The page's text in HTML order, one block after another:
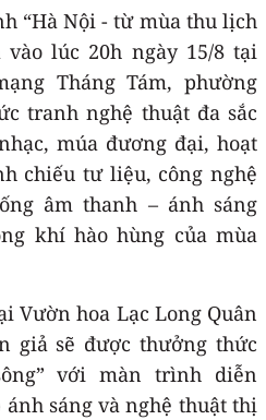
“Hà Nội - từ mùa thu lịch
lúc 20h ngày 15/8 tại
Tháng Tám, phường
tranh nghệ thuật đa sắc
múa đương đại, hoạt
chiếu tư liệu, công nghệ
âm thanh – ánh sáng
khí hào hùng của mùa
Vườn hoa Lạc Long Quân
giả sẽ được thưởng thức
với màn trình diễn
sáng và nghệ thuật thị